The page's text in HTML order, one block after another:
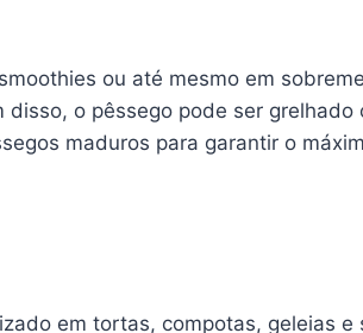
ou até mesmo em
o pêssego pode ser grelhado
maduros para garantir o
em tortas, compotas, geleias e